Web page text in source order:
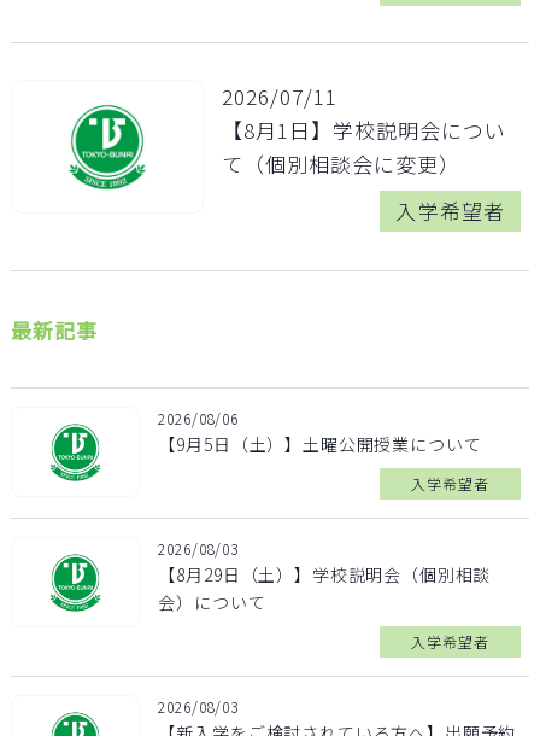
2026/07/11
【8月1日】学校説明会につい
て（個別相談会に変更）
入学希望者
最新記事
2026/08/06
【9月5日（土）】土曜公開授業について
入学希望者
2026/08/03
【8月29日（土）】学校説明会（個別相談
会）について
入学希望者
2026/08/03